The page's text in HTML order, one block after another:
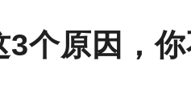
个原因，